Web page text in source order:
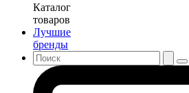
Каталог
товаров
Лучшие
бренды